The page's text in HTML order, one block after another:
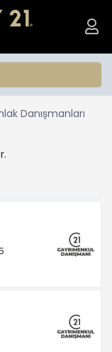
Danışmanları